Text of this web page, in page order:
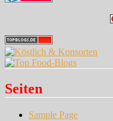
Seiten
Sample Page